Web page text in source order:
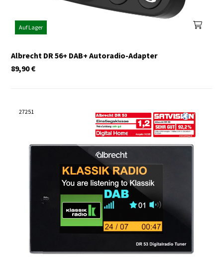
Auf Lager
Albrecht DR 56+ DAB+ Autoradio-Adapter
€
89,90
27251